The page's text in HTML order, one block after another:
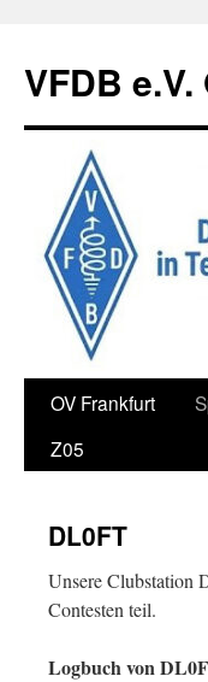
springen
VFDB
OV Frankfurt
Z05
DL0FT
Unsere Clubstation
Contesten teil.
Logbuch von